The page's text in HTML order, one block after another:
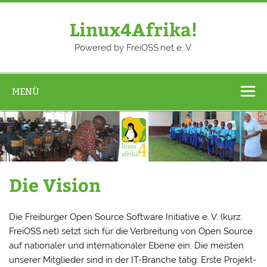
Zum
Linux4Afrika!
Powered by FreiOSS.net e. V.
MENÜ
Die Vision
Die Freiburger Open Source Software Initiative e. V. (kurz:
FreiOSS.net) setzt sich für die Verbreitung von Open Source
auf nationaler und internationaler Ebene ein. Die meisten
unserer Mitglieder sind in der IT-Branche tätig. Erste Projekt-